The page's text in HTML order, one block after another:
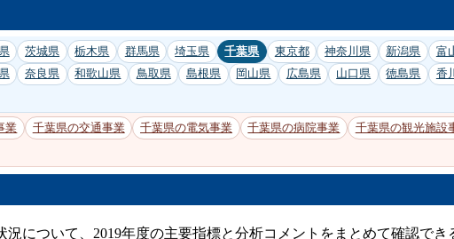
茨城県 栃木県 群馬県 埼玉県 千葉県 東京都 神奈川県 新潟県 富
奈良県 和歌山県 鳥取県 島根県 岡山県 広島県 山口県 徳島県 香
業 千葉県の交通事業 千葉県の電気事業 千葉県の病院事業 千葉県の観光施設
について、2019年度の主要指標と分析コメントをまとめて確認でき